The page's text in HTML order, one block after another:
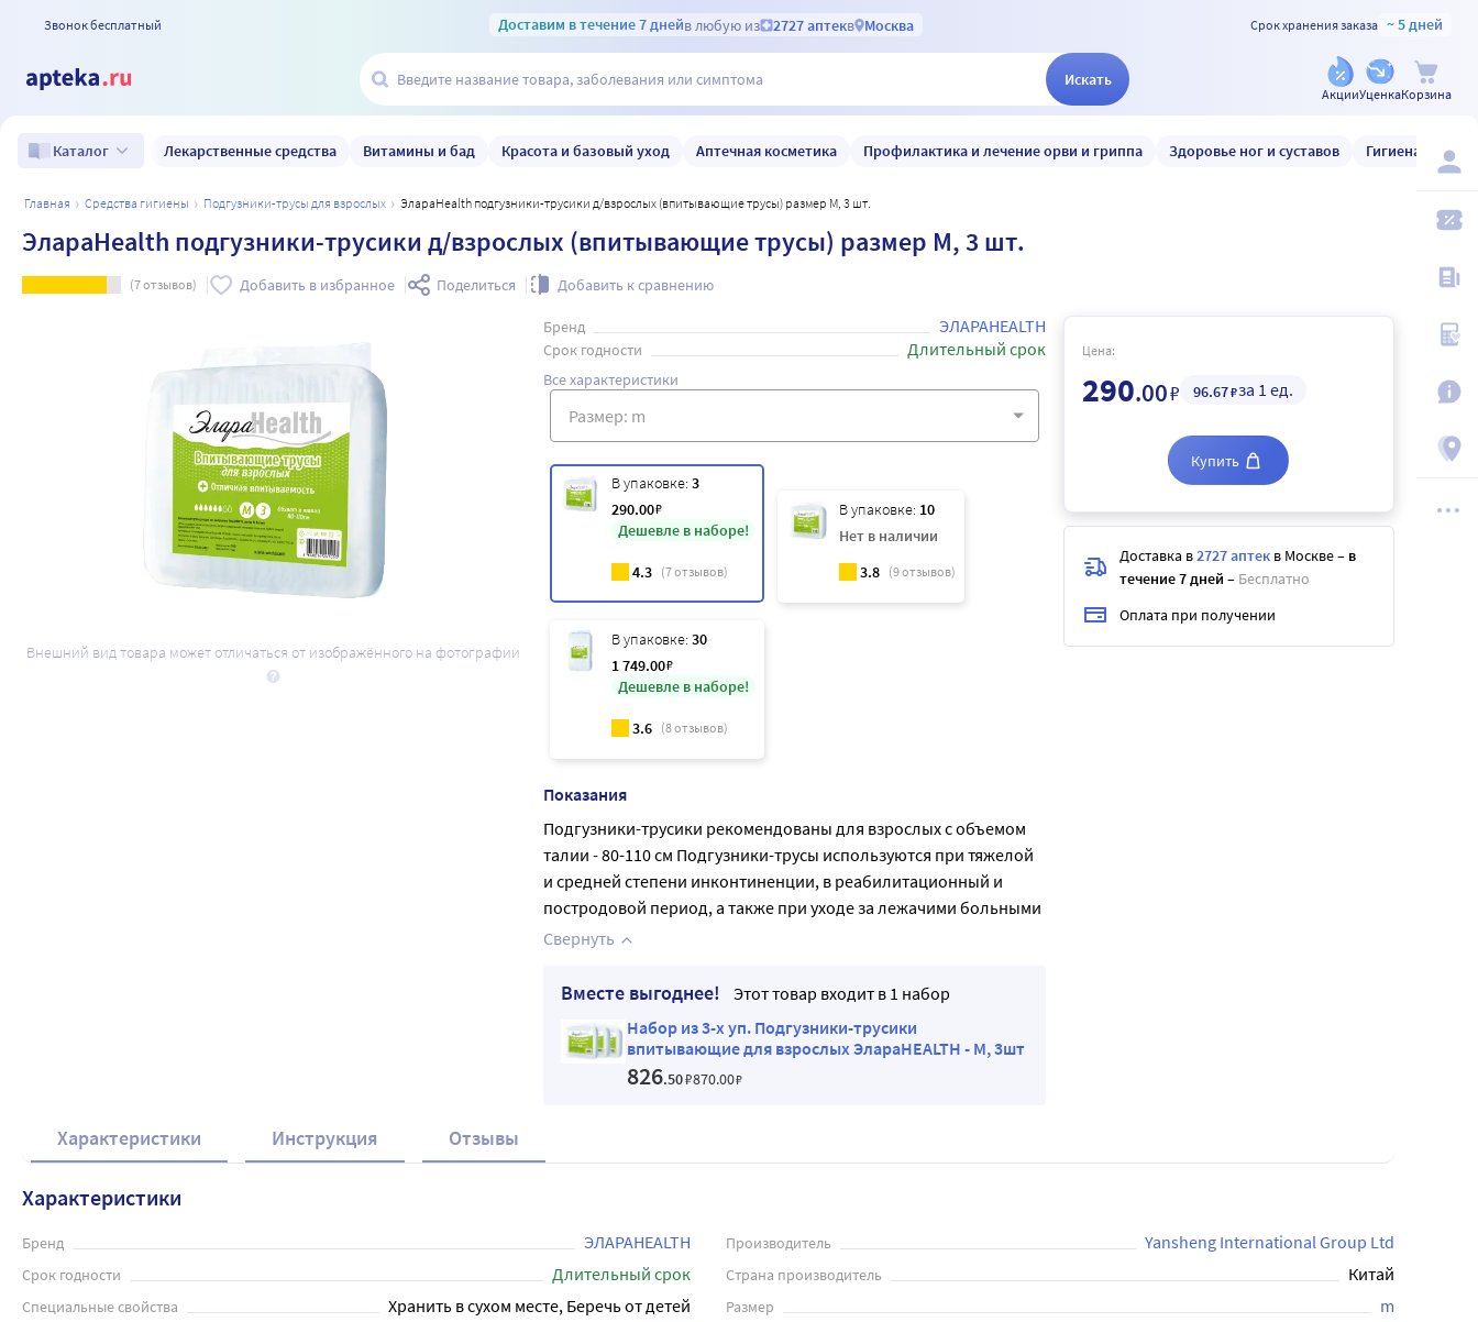
Звонок бесплатный Доставим в течение 7 днейв любую из 2727 аптекв Москва Срок хранения заказа ~ 5 дней
Искать
АкцииУценкаКорзина
Каталог Лекарственные средства Витамины и бад Красота и базовый уход Аптечная косметика Профилактика и лечение орви и гриппа Здоровье ног и суставов Гигиена и уход
главная средства гигиены подгузники-трусы для взрослых ЭлараHealth подгузники-трусики д/взрослых (впитывающие трусы) размер M, 3 шт.
ЭлараHealth подгузники-трусики д/взрослых (впитывающие трусы) размер M, 3 шт.
(7отзывов) Добавить в избранное Поделиться Добавить к сравнению
Внешний вид товара может отличаться от изображённого на фотографии
Бренд ЭЛАРАHEALTH
Срок годности Длительный срок
Все характеристики
В упаковке: 3
290.00₽
Дешевле в наборе!
4.3 (7отзывов)
В упаковке: 10
Нет в наличии
3.8
(9отзывов)
В упаковке: 30
1 749.00₽
Дешевле в наборе!
3.6 (8отзывов)
Показания
Подгузники-трусики рекомендованы для взрослых с объемом
талии - 80-110 см Подгузники-трусы используются при тяжелой
и средней степени инконтиненции, в реабилитационный и
постродовой период, а также при уходе за лежачими больными
Свернуть
Вместе выгоднее!
Этот товар входит в 1 набор
Набор из 3-х уп. Подгузники-трусики
впитывающие для взрослых ЭлараHEALTH - M, 3шт
826.50₽870.00₽
Цена:
290.00₽ 96.67₽за 1 ед.
Купить
Доставка в2727 аптек в Москве– в
течение 7 дней – Бесплатно
Оплата при получении
Характеристики Инструкция Отзывы
Характеристики
Бренд ЭЛАРАHEALTH Производитель Yansheng International Group Ltd
Срок годности Длительный срок Страна производитель Китай
Специальные свойства Хранить в сухом месте, Беречь от детей Размер m